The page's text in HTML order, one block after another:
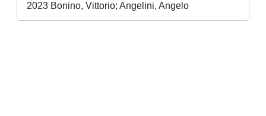
2023 Bonino, Vittorio; Angelini, Angelo